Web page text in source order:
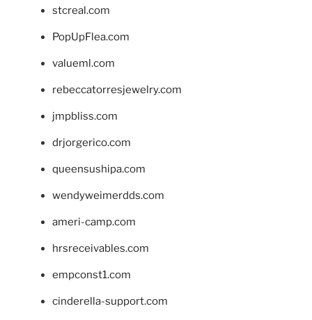
stcreal.com
PopUpFlea.com
valueml.com
rebeccatorresjewelry.com
jmpbliss.com
drjorgerico.com
queensushipa.com
wendyweimerdds.com
ameri-camp.com
hrsreceivables.com
empconst1.com
cinderella-support.com